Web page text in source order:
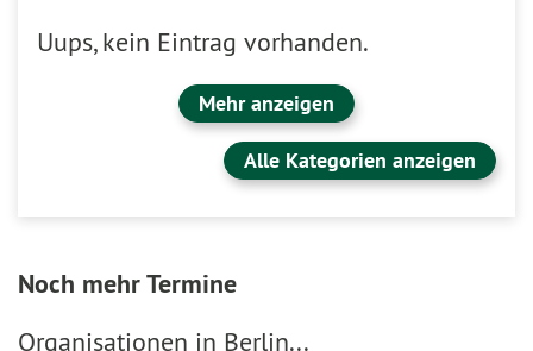
Uups, kein Eintrag vorhanden.
Mehr anzeigen
Alle Kategorien anzeigen
Noch mehr Termine
Organisationen in Berlin...